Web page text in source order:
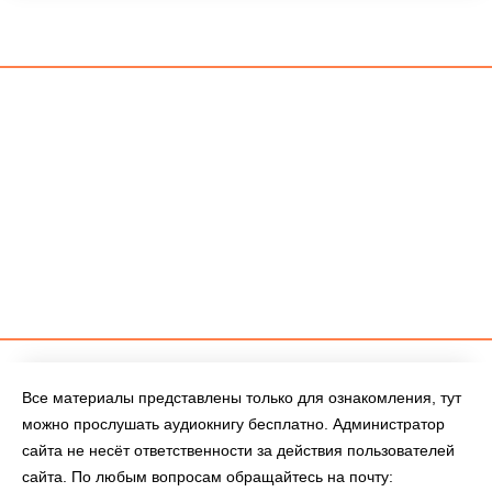
Все материалы представлены только для ознакомления, тут
можно прослушать аудиокнигу бесплатно. Администратор
сайта не несёт ответственности за действия пользователей
сайта. По любым вопросам обращайтесь на почту: